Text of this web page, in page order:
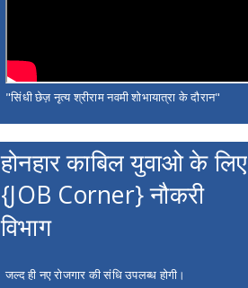
"सिंधी छेज़ नृत्य श्रीराम नवमी शोभायात्रा के दौरान"
होनहार काबिल युवाओ के लिए
{JOB Corner} नौकरी
विभाग
जल्द ही नए रोजगार की संधि उपलब्ध होगी।